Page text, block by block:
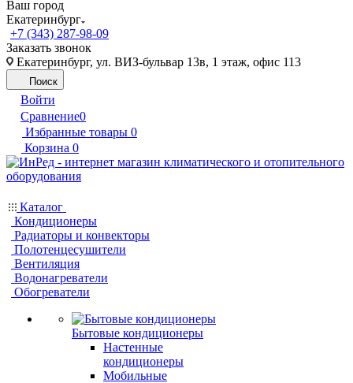
Ваш город
Екатеринбург
+7 (343) 287-98-09
Заказать звонок
Екатеринбург, ул. ВИЗ-бульвар 13в, 1 этаж, офис 113
Поиск
Войти
Сравнение0
Избранные товары 0
Корзина 0
Каталог
Кондиционеры
Радиаторы и конвекторы
Полотенцесушители
Вентиляция
Водонагреватели
Обогреватели
Бытовые кондиционеры
Настенные
кондиционеры
Мобильные